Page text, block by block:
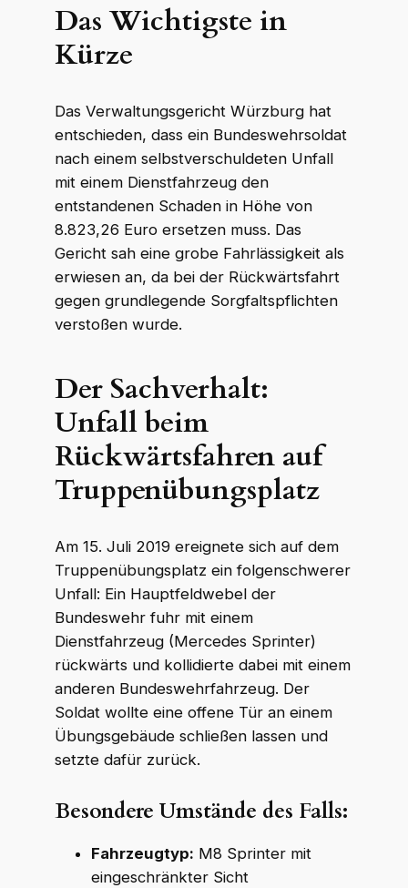
Das Wichtigste in
Kürze
Das Verwaltungsgericht Würzburg hat
entschieden, dass ein Bundeswehrsoldat
nach einem selbstverschuldeten Unfall
mit einem Dienstfahrzeug den
entstandenen Schaden in Höhe von
8.823,26 Euro ersetzen muss. Das
Gericht sah eine grobe Fahrlässigkeit als
erwiesen an, da bei der Rückwärtsfahrt
gegen grundlegende Sorgfaltspflichten
verstoßen wurde.
Der Sachverhalt:
Unfall beim
Rückwärtsfahren auf
Truppenübungsplatz
Am 15. Juli 2019 ereignete sich auf dem
Truppenübungsplatz ein folgenschwerer
Unfall: Ein Hauptfeldwebel der
Bundeswehr fuhr mit einem
Dienstfahrzeug (Mercedes Sprinter)
rückwärts und kollidierte dabei mit einem
anderen Bundeswehrfahrzeug. Der
Soldat wollte eine offene Tür an einem
Übungsgebäude schließen lassen und
setzte dafür zurück.
Besondere Umstände des Falls:
Fahrzeugtyp: M8 Sprinter mit
eingeschränkter Sicht